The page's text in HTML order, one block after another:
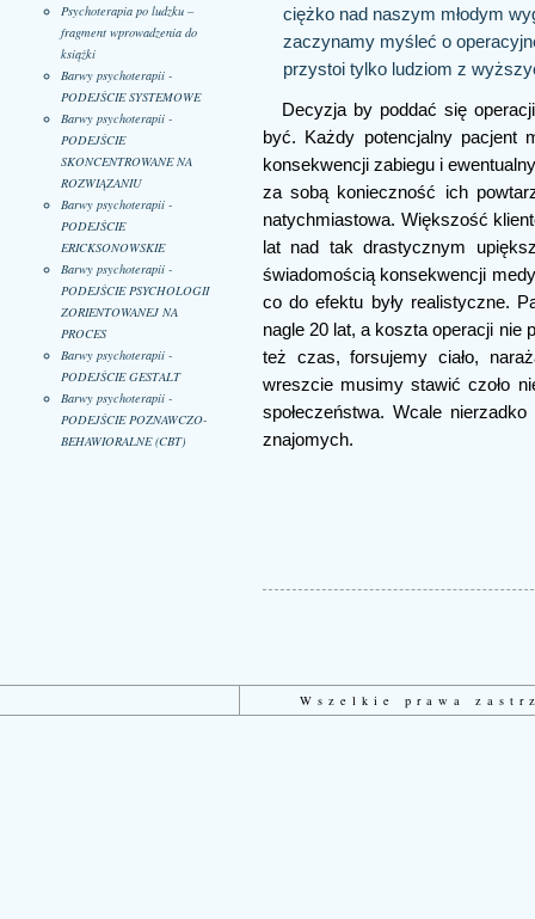
Psychoterapia po ludzku –
fragment wprowadzenia do
książki
Barwy psychoterapii -
PODEJŚCIE SYSTEMOWE
Barwy psychoterapii -
PODEJŚCIE
SKONCENTROWANE NA
ROZWIĄZANIU
Barwy psychoterapii -
PODEJŚCIE
ERICKSONOWSKIE
Barwy psychoterapii -
PODEJŚCIE PSYCHOLOGII
ZORIENTOWANEJ NA
PROCES
Barwy psychoterapii -
PODEJŚCIE GESTALT
Barwy psychoterapii -
PODEJŚCIE POZNAWCZO-
BEHAWIORALNE (CBT)
ciężko nad naszym młodym
zaczynamy myśleć o
przystoi tylko ludziom z
Decyzja by poddać się
być. Każdy potencjalny pacjent
konsekwencji zabiegu i
za sobą konieczność ich
natychmiastowa. Większość
lat nad tak drastycznym
świadomością konsekwencji
co do efektu były realistyczne.
nagle 20 lat, a koszta operacji nie
też czas, forsujemy ciało,
wreszcie musimy stawić czoło
społeczeństwa. Wcale
znajomych.
Wszelkie prawa